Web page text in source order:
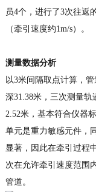
员4个，进行了3次往返
（牵引速度约1m/s）。
测量数据分析
以3米间隔取点计算，
深31.38米，三次测量
2.52米，基本符合仪器
单元是重力敏感元件，
显著，因此在牵引过程
次在允许牵引速度范围
管道。